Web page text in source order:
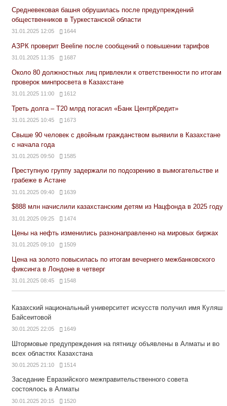
Средневековая башня обрушилась после предупреждений
общественников в Туркестанской области
31.01.2025 12:05 1644
АЗРК проверит Beeline после сообщений о повышении тарифов
31.01.2025 11:35 1687
Около 80 должностных лиц привлекли к ответственности по итогам
проверок минпросвета в Казахстане
31.01.2025 11:00 1612
Треть долга – Т20 млрд погасил «Банк ЦентрКредит»
31.01.2025 10:45 1673
Свыше 90 человек с двойным гражданством выявили в Казахстане
с начала года
31.01.2025 09:50 1585
Преступную группу задержали по подозрению в вымогательстве и
грабеже в Астане
31.01.2025 09:40 1639
$888 млн начислили казахстанским детям из Нацфонда в 2025 году
31.01.2025 09:25 1474
Цены на нефть изменились разнонаправленно на мировых биржах
31.01.2025 09:10 1509
Цена на золото повысилась по итогам вечернего межбанковского
фиксинга в Лондоне в четверг
31.01.2025 08:45 1548
Казахский национальный университет искусств получил имя Куляш
Байсеитовой
30.01.2025 22:05 1649
Штормовые предупреждения на пятницу объявлены в Алматы и во
всех областях Казахстана
30.01.2025 21:10 1514
Заседание Евразийского межправительственного совета
состоялось в Алматы
30.01.2025 20:15 1520